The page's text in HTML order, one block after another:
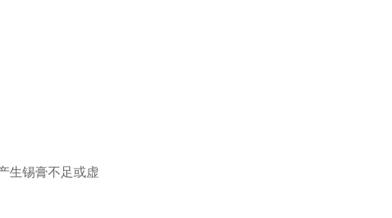
生锡膏不足或虚